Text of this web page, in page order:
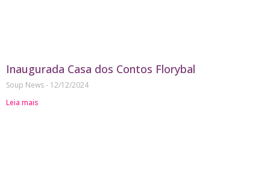
Inaugurada Casa dos Contos Florybal
Soup News
12/12/2024
Leia mais